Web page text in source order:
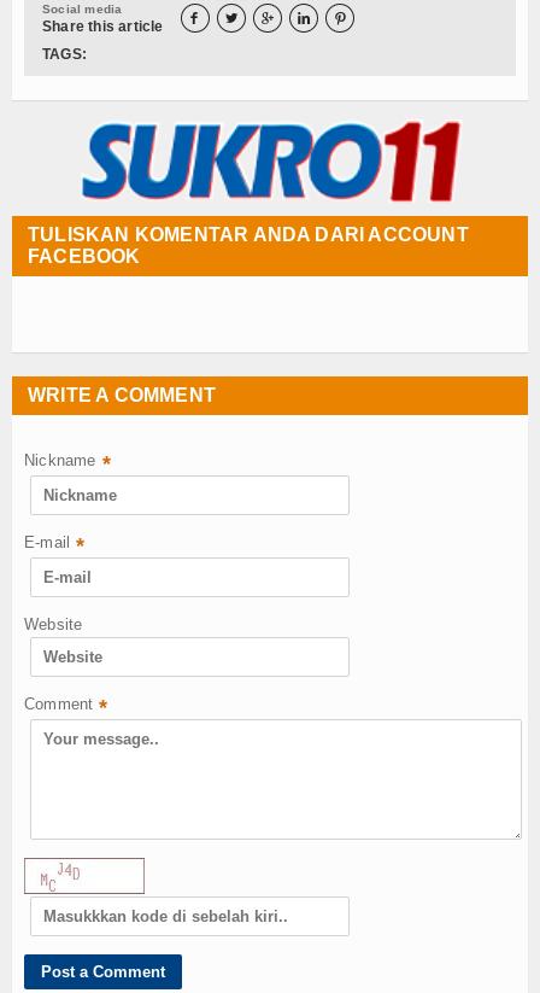
Social media
Share this article     
TAGS:
TULISKAN KOMENTAR ANDA DARI ACCOUNT
FACEBOOK
WRITE A COMMENT
Nickname *
E-mail *
Website
Comment *